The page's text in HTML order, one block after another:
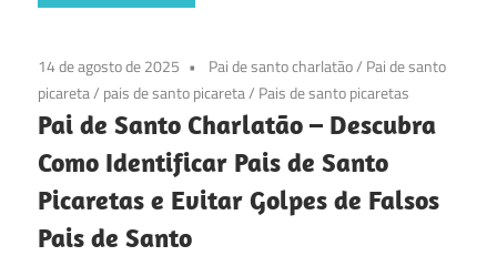
14 de agosto de 2025 Pai de santo charlatão/ Pai de santo
picareta/ pais de santo picareta/ Pais de santo picaretas
Pai de Santo Charlatão – Descubra
Como Identificar Pais de Santo
Picaretas e Evitar Golpes de Falsos
Pais de Santo